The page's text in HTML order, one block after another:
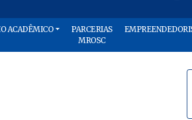
ACADÊMICO
PARCERIAS
MROSC